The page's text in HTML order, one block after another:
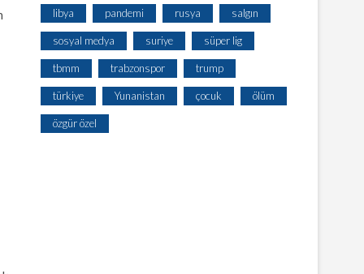
libya pandemi rusya salgın
sosyal medya suriye süper lig
tbmm trabzonspor trump
türkiye Yunanistan çocuk ölüm
özgür özel